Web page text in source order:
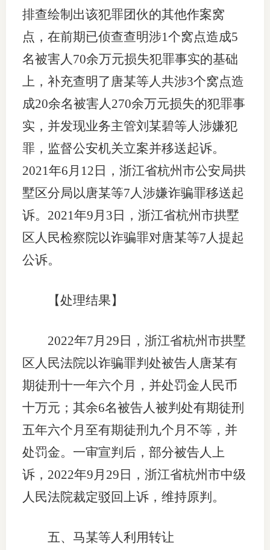
排查绘制出该犯罪团伙的其他作案窝
点，在前期已侦查查明涉1个窝点造成5
名被害人70余万元损失犯罪事实的基础
上，补充查明了唐某等人共涉3个窝点造
成20余名被害人270余万元损失的犯罪事
实，并发现业务主管刘某碧等人涉嫌犯
罪，监督公安机关立案并移送起诉。
2021年6月12日，浙江省杭州市公安局拱
墅区分局以唐某等7人涉嫌诈骗罪移送起
诉。2021年9月3日，浙江省杭州市拱墅
区人民检察院以诈骗罪对唐某等7人提起
公诉。
【处理结果】
2022年7月29日，浙江省杭州市拱墅
区人民法院以诈骗罪判处被告人唐某有
期徒刑十一年六个月，并处罚金人民币
十万元；其余6名被告人被判处有期徒刑
五年六个月至有期徒刑九个月不等，并
处罚金。一审宣判后，部分被告人上
诉，2022年9月29日，浙江省杭州市中级
人民法院裁定驳回上诉，维持原判。
五、马某等人利用转让